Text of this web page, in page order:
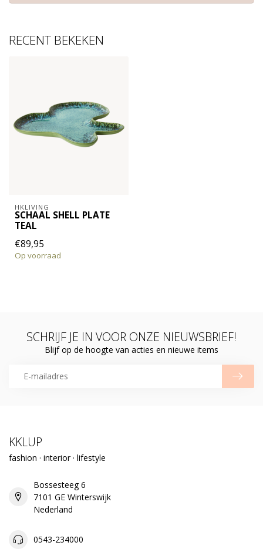
RECENT BEKEKEN
HKLIVING
SCHAAL SHELL PLATE
TEAL
€89,95
Op voorraad
SCHRIJF JE IN VOOR ONZE NIEUWSBRIEF!
Blijf op de hoogte van acties en nieuwe items
KKLUP
fashion · interior · lifestyle
Bossesteeg 6
7101 GE Winterswijk
Nederland
0543-234000